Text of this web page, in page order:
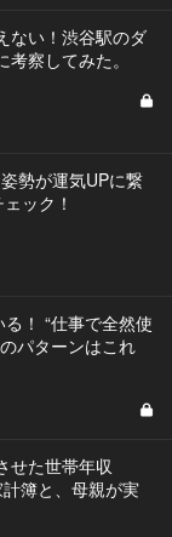
ない！渋谷駅のダ
察してみた。
勢が運気UPに繋
ック！
！ “仕事で全然使
パターンはこれ
せた世帯年収
簿と、母親が実